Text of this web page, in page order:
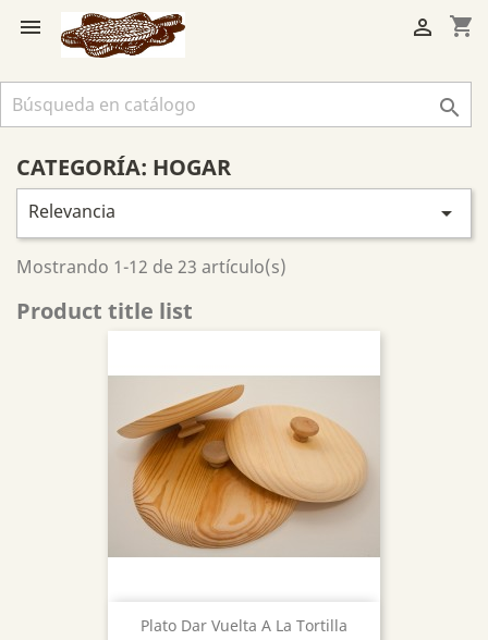
 shopping_cart


CATEGORÍA: HOGAR
Relevancia 
Mostrando 1-12 de 23 artículo(s)
Product title list
Plato Dar Vuelta A La Tortilla